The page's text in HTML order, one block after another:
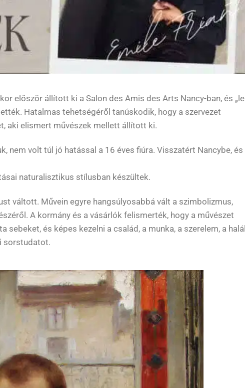
először állított ki a Salon des Amis des Arts Nancy-ban, és „le
Hatalmas tehetségéről tanúskodik, hogy a szervezet
aki elismert művészek mellett állított ki.
nem volt túl jó hatással a 16 éves fiúra. Visszatért Nancybe, és
naturalisztikus stílusban készültek.
váltott. Művein egyre hangsúlyosabbá vált a szimbolizmus,
A kormány és a vásárlók felismerték, hogy a művészet
és képes kezelni a család, a munka, a szerelem, a halál
sorstudatot.